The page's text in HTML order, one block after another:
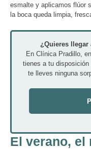
esmalte y aplicamos flúor
la boca queda limpia,
¿Quieres llegar
En Clínica Pradillo,
tienes a tu disposición
te lleves ninguna
El verano, el